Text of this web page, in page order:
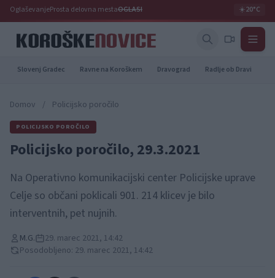
OglaševanjeProsta delovna mestaOGLASI ☀️20°C
Slovenj Gradec Ravne na Koroškem Dravograd Radlje ob Dravi
Domov / Policijsko poročilo
POLICIJSKO POROČILO
Policijsko poročilo, 29.3.2021
Na Operativno komunikacijski center Policijske uprave
Celje so občani poklicali 901. 214 klicev je bilo
interventnih, pet nujnih.
M.G.
29. marec 2021, 14:42
Posodobljeno: 29. marec 2021, 14:42